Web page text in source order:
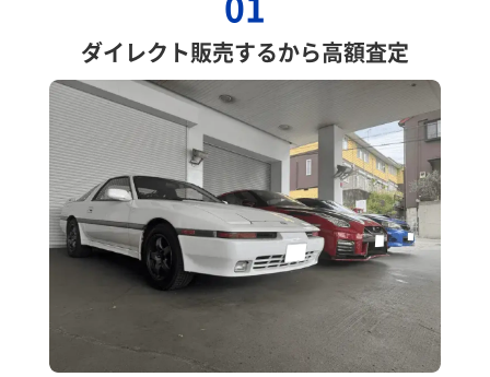
ダイレクト販売するから高額査定